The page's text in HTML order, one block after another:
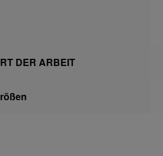
DER ARBEIT